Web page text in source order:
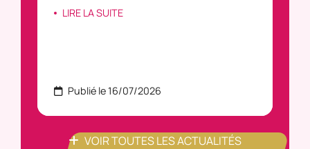
LIRE LA SUITE
Publié le 16/07/2026
VOIR TOUTES LES ACTUALITÉS